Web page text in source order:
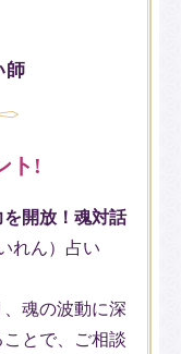
師
ト!
開放！魂対話
れん）占い
魂の波動に深
とで、ご相談